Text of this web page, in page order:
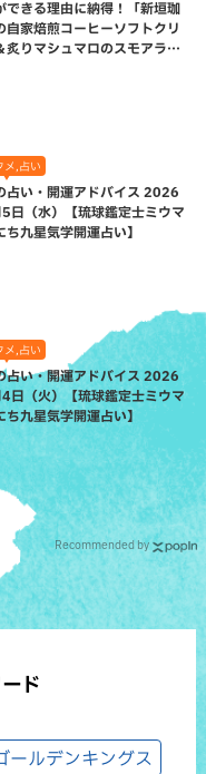
できる理由に納得！「新垣珈
自家焙煎コーヒーソフトクリ
炙りマシュマロのスモアラテ
メ,占い
占い・開運アドバイス 2026
日（水）【琉球鑑定士ミウマ
ち九星気学開運占い】
メ,占い
占い・開運アドバイス 2026
日（火）【琉球鑑定士ミウマ
ち九星気学開運占い】
Recommended by
ド
ールデンキングス